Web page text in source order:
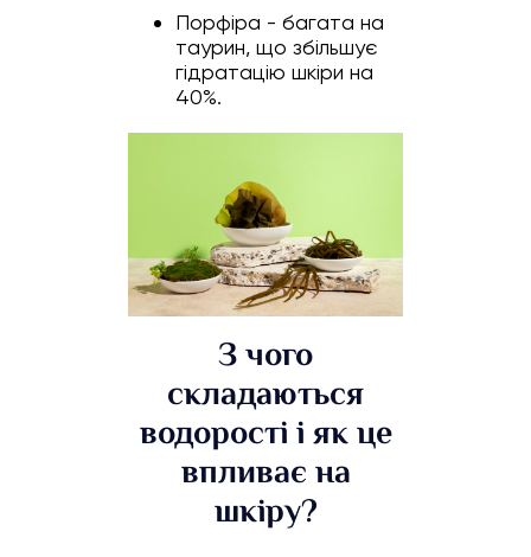
Порфіра - багата на
таурин, що збільшує
гідратацію шкіри на
40%.
З чого
складаються
водорості і як це
впливає на
шкіру?